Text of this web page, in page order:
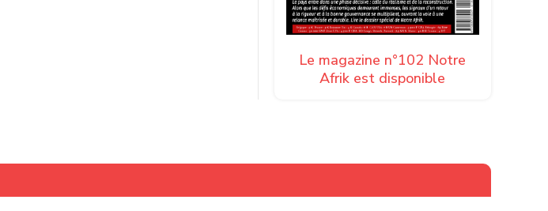
Le magazine n°102 Notre
Afrik est disponible